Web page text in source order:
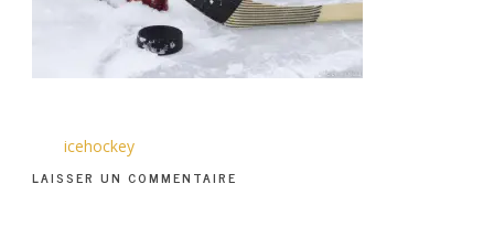
icehockey
LAISSER UN COMMENTAIRE